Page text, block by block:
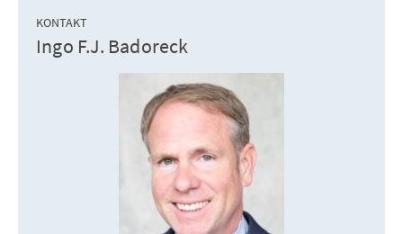
KONTAKT
Ingo F.J. Badoreck